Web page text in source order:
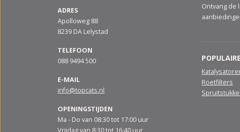
ADRES
Apolloweg 88
8239 DA Lelystad
TELEFOON
088 9494 500
E-MAIL
info@topcats.nl
OPENINGSTIJDEN
Ma - Do van 08:30 tot 17:00 uur
Ontvang de
Roetfilters